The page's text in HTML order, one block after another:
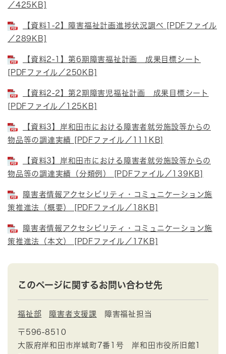
／425KB]
【資料1-2】障害福祉計画進捗状況調べ [PDFファイル
／289KB]
【資料2-1】第6期障害福祉計画 成果目標シート
[PDFファイル／250KB]
【資料2-2】第2期障害児福祉計画 成果目標シート
[PDFファイル／125KB]
【資料3】岸和田市における障害者就労施設等からの
物品等の調達実績 [PDFファイル／111KB]
【資料3】岸和田市における障害者就労施設等からの
物品等の調達実績（分類例） [PDFファイル／139KB]
障害者情報アクセシビリティ・コミュニケーション施
策推進法（概要） [PDFファイル／18KB]
障害者情報アクセシビリティ・コミュニケーション施
策推進法（本文） [PDFファイル／17KB]
このページに関するお問い合わせ先
福祉部 障害者支援課 障害福祉担当
〒596-8510
大阪府岸和田市岸城町7番1号 岸和田市役所旧館1